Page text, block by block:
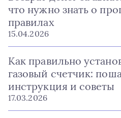
что нужно знать о
правилах
15.04.2026
Как правильно
газовый счетчик:
инструкция и советы
17.03.2026